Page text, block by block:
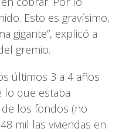
Esto es gravísimo,
gigante”, explicó a
gremio.
últimos 3 a 4 años
lo que estaba
los fondos (no
mil las viviendas en